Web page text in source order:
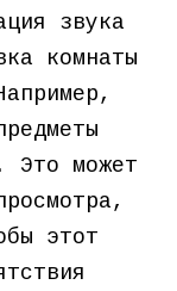
звука
комнаты
Это может
этот